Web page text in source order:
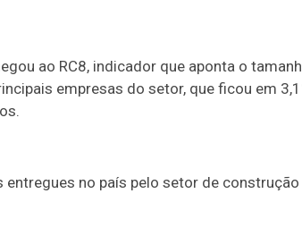
ao RC8, indicador que aponta o
empresas do setor, que ficou em
no país pelo setor de